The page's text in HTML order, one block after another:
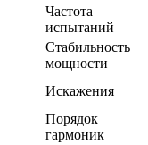
Частота
испытаний
Стабильность
мощности
Искажения
Порядок
гармоник